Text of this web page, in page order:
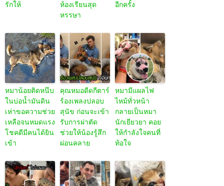
รักให้
ห้องเรียนสุด
หรรษา
อีกครั้ง
หมาน้อยติดหนึบ
ในบ่อน้ำมันดิน
เห่าขอความช่วย
เหลือจนหมดแรง
โชคดีมีคนได้ยิน
เข้า
คุณหมอดีดกีตาร์
ร้องเพลงปลอบ
สุนัข ก่อนจะเข้า
รับการผ่าตัด
ช่วยให้น้องรู้สึก
ผ่อนคลาย
หมามีแผลไฟ
ไหม้ทั่วหน้า
กลายเป็นหมา
นักเยียวยา คอย
ให้กำลังใจคนที่
ท้อใจ